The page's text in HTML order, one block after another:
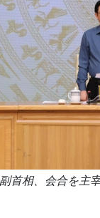
首相、会合を主